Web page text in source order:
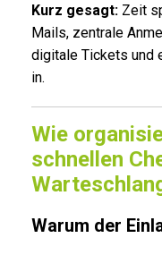
Kurz gesagt: Zeit
Mails, zentrale
digitale Tickets und
in.
Wie
schnellen
Warum der